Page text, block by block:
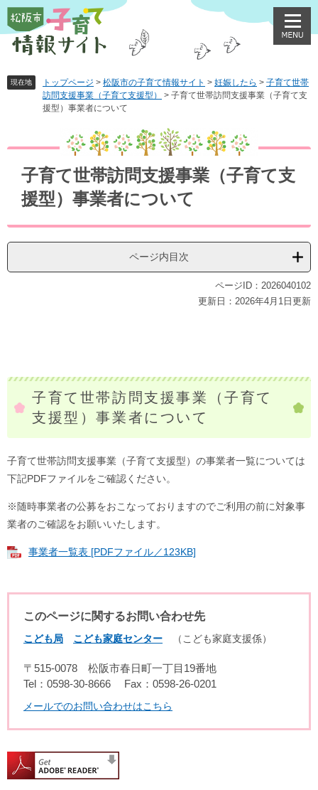
ペ
ジ
メ
ュ
現在地 トップページ > 松阪市の子育て情報サイト > 妊娠したら > 子育て世帯
訪問支援事業（子育て支援型）
> 子育て世帯訪問支援事業（子育て支
援型）事業者について
文
子育て世帯訪問支援事業（子育て支
援型）事業者について
ページ内目次
ページID：2026040102
更新日：2026年4月1日更新
子育て世帯訪問支援事業（子育て
支援型）事業者について
子育て世帯訪問支援事業（子育て支援型）の事業者一覧については
下記PDFファイルをご確認ください。
※随時事業者の公募をおこなっておりますのでご利用の前に対象事
業者のご確認をお願いいたします。
事業者一覧表 [PDFファイル／123KB]
このページに関するお問い合わせ先
こども局 こども家庭センター こども家庭支援係
〒515-0078
松阪市春日町一丁目19番地
Tel：0598-30-8666
Fax：0598-26-0201
メールでのお問い合わせはこちら